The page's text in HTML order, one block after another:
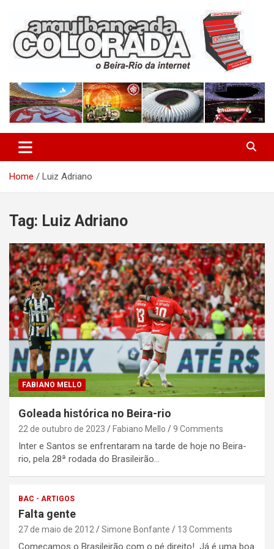
content
Arquibancada Colorada
Home Luiz Adriano
Tag: Luiz Adriano
FABIANO MELLO
Goleada histórica no Beira-rio
22 de outubro de 2023 Fabiano Mello 9 Comments
Inter e Santos se enfrentaram na tarde de hoje no Beira-
rio, pela 28ª rodada do Brasileirão…
BAC - ARTIGOS
Falta gente
27 de maio de 2012 Simone Bonfante 13 Comments
Começamos o Brasileirão com o pé direito! Já é uma boa